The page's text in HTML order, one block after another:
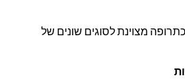
מצוינת לסוגים שונים של